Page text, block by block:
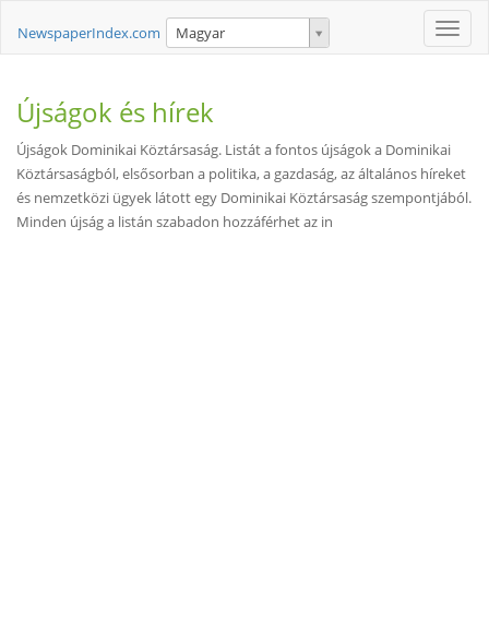
Toggle
NewspaperIndex.com Magyar
Újságok és hírek
Újságok Dominikai Köztársaság. Listát a fontos újságok a Dominikai
Köztársaságból, elsősorban a politika, a gazdaság, az általános híreket
és nemzetközi ügyek látott egy Dominikai Köztársaság szempontjából.
Minden újság a listán szabadon hozzáférhet az in